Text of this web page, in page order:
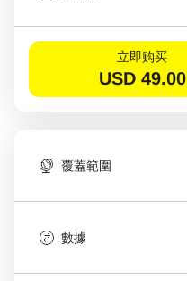
立即购买
USD 49.00
覆蓋範圍
數據